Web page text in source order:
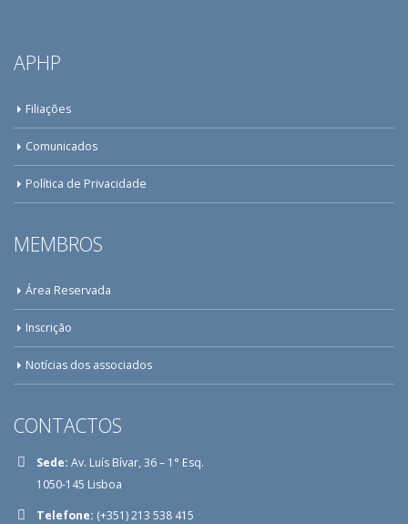
APHP
Filiações
Comunicados
Política de Privacidade
MEMBROS
Área Reservada
Inscrição
Notícias dos associados
CONTACTOS
Sede: Av. Luís Bívar, 36 – 1° Esq.
1050-145 Lisboa
Telefone: (+351) 213 538 415